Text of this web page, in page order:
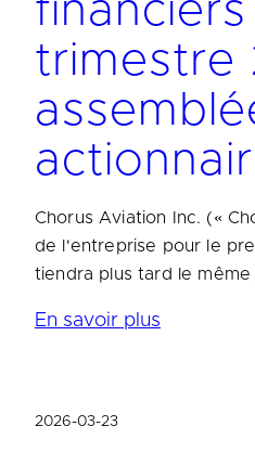
trimestre
Chorus Aviation Inc. («
de l'entreprise pour le
tiendra plus tard le même
En savoir plus
2026-03-23